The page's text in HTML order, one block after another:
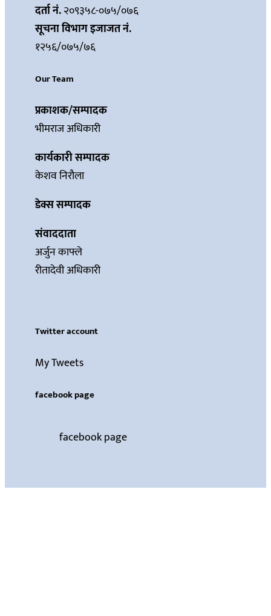
दर्ता नं.२०९३५८-०७५/०७६
सूचना विभाग इजाजत नं.
१२५६/०७५/७६
Our Team
प्रकाशक/सम्पादक
भीमराज अधिकारी
कार्यकारी सम्पादक
केशव निरौला
डेक्स सम्पादक
संवाददाता
अर्जुन काफ्ले
रीतादेवी अधिकारी
Twitter account
My Tweets
facebook page
facebook page